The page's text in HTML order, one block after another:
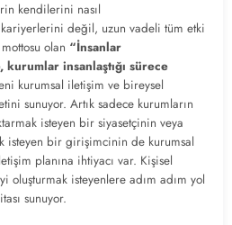
kendilerini nasıl
kariyerlerini değil, uzun vadeli tüm etki
olan “İnsanlar
kurumlar insanlaştığı sürece
kurumsal iletişim ve bireysel
sunuyor. Artık sadece kurumların
isteyen bir siyasetçinin veya
isteyen bir girişimcinin de kurumsal
planına ihtiyacı var. Kişisel
oluşturmak isteyenlere adım adım yol
sunuyor.